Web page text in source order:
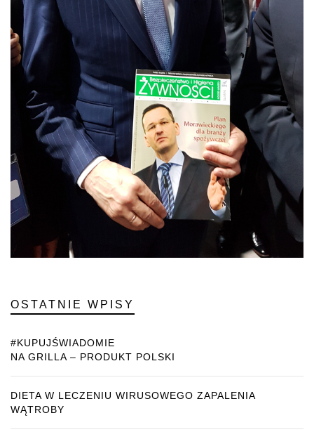
OSTATNIE WPISY
#KUPUJŚWIADOMIE
NA GRILLA – PRODUKT POLSKI
DIETA W LECZENIU WIRUSOWEGO ZAPALENIA
WĄTROBY